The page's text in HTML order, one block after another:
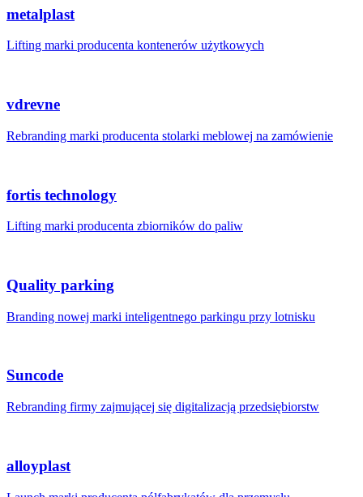
metalplast
Lifting marki producenta kontenerów użytkowych
vdrevne
Rebranding marki producenta stolarki meblowej na zamówienie
fortis technology
Lifting marki producenta zbiorników do paliw
Quality parking
Branding nowej marki inteligentnego parkingu przy lotnisku
Suncode
Rebranding firmy zajmującej się digitalizacją przedsiębiorstw
alloyplast